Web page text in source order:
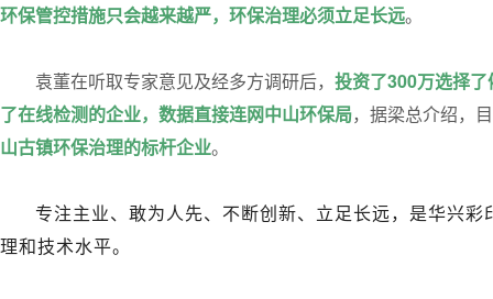
环保管控措施只会越来越严，环保治理必须立足长远。
袁董在听取专家意见及经多方调研后， 投资了300万选择
了在线检测的企业，数据直接连网中山环保局，据梁总介绍，
山古镇环保治理的标杆企业。
专注主业、敢为人先、不断创新、立足长远，是华兴
理和技术水平。